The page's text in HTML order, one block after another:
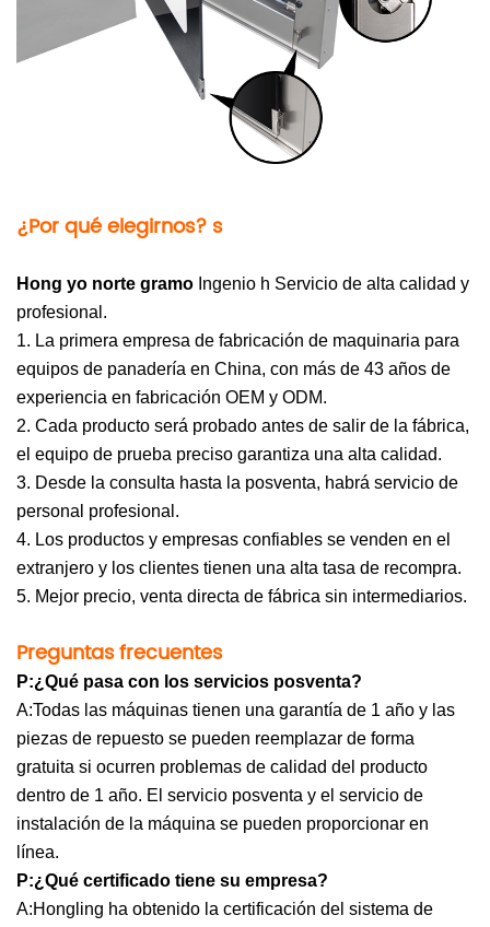
¿Por qué elegirnos? s
Hong yo norte gramo Ingenio h Servicio de alta calidad y
profesional.
1. La primera empresa de fabricación de maquinaria para
equipos de panadería en China, con más de 43 años de
experiencia en fabricación OEM y ODM.
2. Cada producto será probado antes de salir de la fábrica,
el equipo de prueba preciso garantiza una alta calidad.
3. Desde la consulta hasta la posventa, habrá servicio de
personal profesional.
4. Los productos y empresas confiables se venden en el
extranjero y los clientes tienen una alta tasa de recompra.
5. Mejor precio, venta directa de fábrica sin intermediarios.
Preguntas frecuentes
P:¿Qué pasa con los servicios posventa?
A:Todas las máquinas tienen una garantía de 1 año y las
piezas de repuesto se pueden reemplazar de forma
gratuita si ocurren problemas de calidad del producto
dentro de 1 año. El servicio posventa y el servicio de
instalación de la máquina se pueden proporcionar en
línea.
P:¿Qué certificado tiene su empresa?
A:Hongling ha obtenido la certificación del sistema de